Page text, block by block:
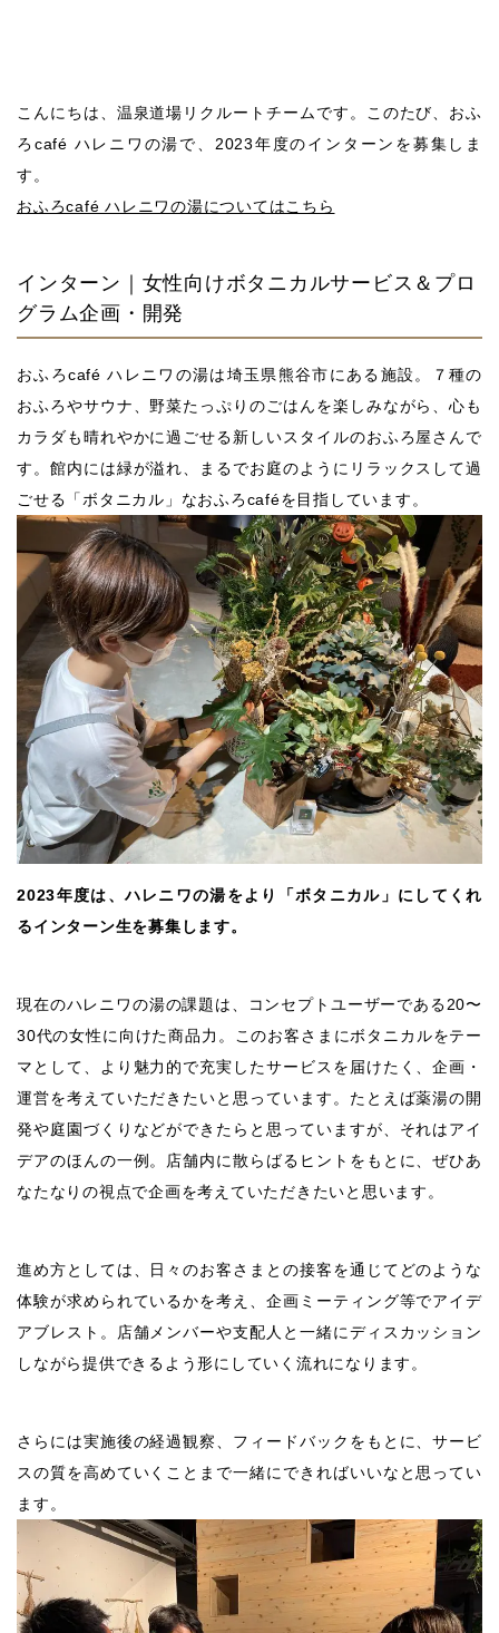
こんにちは、温泉道場リクルートチームです。このたび、おふ
ろcafé ハレニワの湯で、2023年度のインターンを募集しま
す。
おふろcafé ハレニワの湯についてはこちら
インターン｜女性向けボタニカルサービス＆プロ
グラム企画・開発
おふろcafé ハレニワの湯は埼玉県熊谷市にある施設。７種の
おふろやサウナ、野菜たっぷりのごはんを楽しみながら、心も
カラダも晴れやかに過ごせる新しいスタイルのおふろ屋さんで
す。館内には緑が溢れ、まるでお庭のようにリラックスして過
ごせる「ボタニカル」なおふろcaféを目指しています。
2023年度は、ハレニワの湯をより「ボタニカル」にしてくれ
るインターン生を募集します。
現在のハレニワの湯の課題は、コンセプトユーザーである20〜
30代の女性に向けた商品力。このお客さまにボタニカルをテー
マとして、より魅力的で充実したサービスを届けたく、企画・
運営を考えていただきたいと思っています。たとえば薬湯の開
発や庭園づくりなどができたらと思っていますが、それはアイ
デアのほんの一例。店舗内に散らばるヒントをもとに、ぜひあ
なたなりの視点で企画を考えていただきたいと思います。
進め方としては、日々のお客さまとの接客を通じてどのような
体験が求められているかを考え、企画ミーティング等でアイデ
アブレスト。店舗メンバーや支配人と一緒にディスカッション
しながら提供できるよう形にしていく流れになります。
さらには実施後の経過観察、フィードバックをもとに、サービ
スの質を高めていくことまで一緒にできればいいなと思ってい
ます。